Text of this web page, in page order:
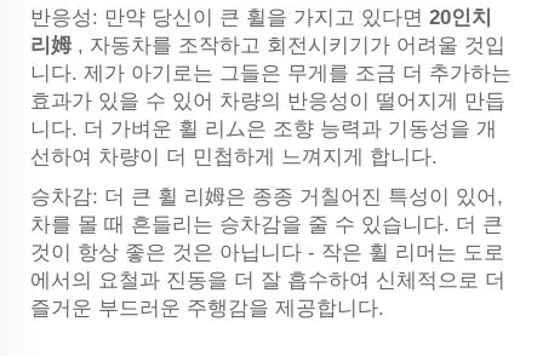
반응성: 만약 당신이 큰 휠을 가지고 있다면 20인치
리姆 , 자동차를 조작하고 회전시키기가 어려울 것입
니다. 제가 아기로는 그들은 무게를 조금 더 추가하는
효과가 있을 수 있어 차량의 반응성이 떨어지게 만듭
니다. 더 가벼운 휠 리ム은 조향 능력과 기동성을 개
선하여 차량이 더 민첩하게 느껴지게 합니다.
승차감: 더 큰 휠 리姆은 종종 거칠어진 특성이 있어,
차를 몰 때 흔들리는 승차감을 줄 수 있습니다. 더 큰
것이 항상 좋은 것은 아닙니다 - 작은 휠 리머는 도로
에서의 요철과 진동을 더 잘 흡수하여 신체적으로 더
즐거운 부드러운 주행감을 제공합니다.